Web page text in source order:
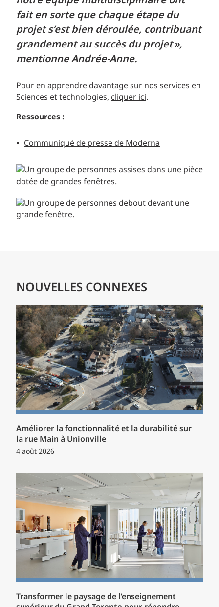
fait en sorte que chaque étape du
projet s’est bien déroulée, contribuant
grandement au succès du projet »,
mentionne Andrée-Anne.
Pour en apprendre davantage sur nos services en
Sciences et technologies, cliquer ici.
Ressources :
Communiqué de presse de Moderna
NOUVELLES CONNEXES
Améliorer la fonctionnalité et la durabilité sur
la rue Main à Unionville
4 août 2026
Transformer le paysage de l’enseignement